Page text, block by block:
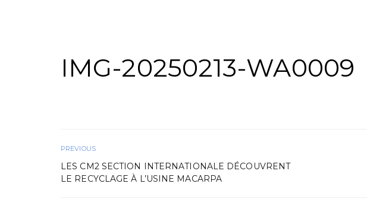
IMG-20250213-WA0009
PREVIOUS
LES CM2 SECTION INTERNATIONALE DÉCOUVRENT
LE RECYCLAGE À L’USINE MACARPA